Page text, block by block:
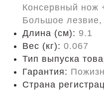
Консервный нож
Большое
Длина (cм): 9.1
Вес (кг): 0.067
Тип выпуска
Гарантия:
Страна